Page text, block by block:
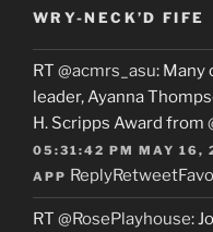
WRY-NECK’D FIFE
RT @acmrs_asu: Many
leader, Ayanna
H. Scripps Award from
05:31:42 PM MAY 16,
APP ReplyRetweet
RT @RosePlayhouse: